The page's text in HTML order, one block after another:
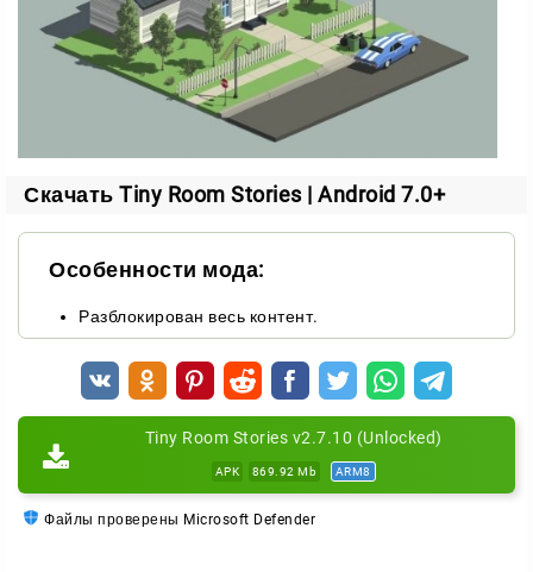
загадочными и атмосферными локациями, которые
вы сможете исследовать.
Скачать Tiny Room Stories | Android 7.0+
Особенности мода:
Разблокирован весь контент.
Tiny Room Stories v2.7.10 (Unlocked)
APK 869.92 Mb ARM8
Файлы проверены Microsoft Defender